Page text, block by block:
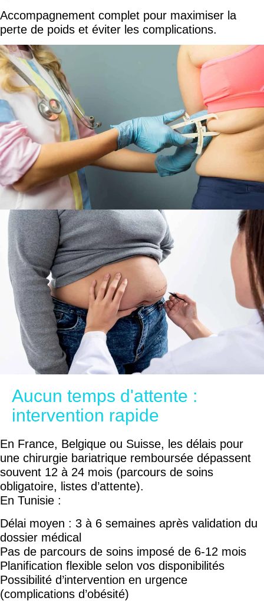
Accompagnement complet pour maximiser la
perte de poids et éviter les complications.
Aucun temps d'attente :
intervention rapide
En France, Belgique ou Suisse, les délais pour
une chirurgie bariatrique remboursée dépassent
souvent 12 à 24 mois (parcours de soins
obligatoire, listes d’attente).
En Tunisie :
Délai moyen : 3 à 6 semaines après validation du
dossier médical
Pas de parcours de soins imposé de 6-12 mois
Planification flexible selon vos disponibilités
Possibilité d’intervention en urgence
(complications d’obésité)